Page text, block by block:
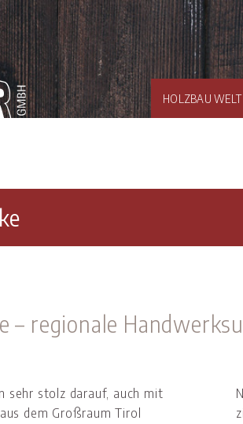
HOLZBAU WELT
– regionale
sehr stolz darauf, auch mit
dem Großraum Tirol